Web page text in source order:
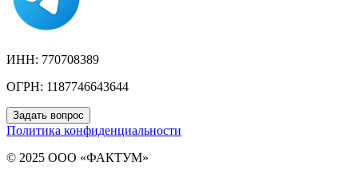
ИНН: 770708389
ОГРН: 1187746643644
Задать вопрос
Политика конфиденциальности
© 2025 ООО «ФАКТУМ»